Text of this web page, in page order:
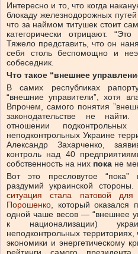
Интересно и то, что когда
блокаду железнодорожных
что за наймом титушек стоит
категорически отрицают.
Тяжело представить, что он
себя столь беспомощно и
собеседник.
Что такое “внешнее
В самих республиках
“внешние управители”, хотя
Впрочем, самого понятия
законодательстве не
отношении
неподконтрольных Украине
Александр Захарченко,
контроль над 40
собственность на них пока не
Вот это пресловутое
раздумий украинской
ситуация стала патовой
Порошенко, который
одной чаше весов — “внешнее
к национализации)
неподконтрольных
экономики и энергетическому